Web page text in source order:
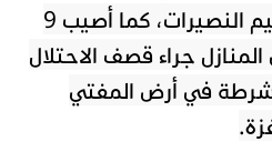
مدينة الزهراء شمال مخيم النصيرات، كما أصيب 9
جراء قصف الاحتلال
في أرض المفتي